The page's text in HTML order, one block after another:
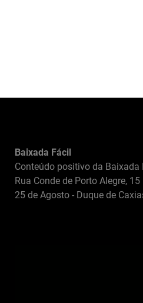
Baixada Fácil
Conteúdo positivo da Baixada
Rua Conde de Porto Alegre, 15
25 de Agosto - Duque de